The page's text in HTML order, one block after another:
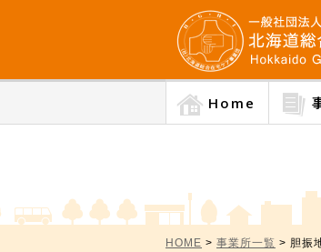
Home
HOME > 事業所一覧 > 胆振